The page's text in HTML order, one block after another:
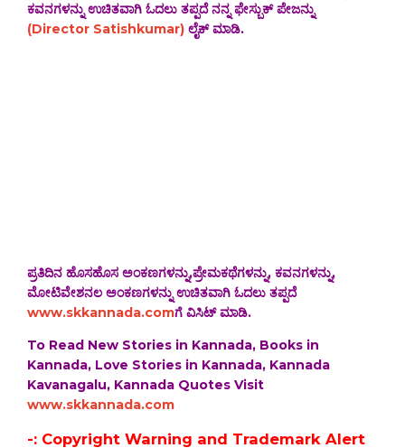
ಕವನಗಳನ್ನು ಉಚಿತವಾಗಿ ಓದಲು ತಪ್ಪದೆ ನನ್ನ ಫೇಸ್ಬುಕ್ ಪೇಜನ್ನು
(Director Satishkumar) ಲೈಕ್ ಮಾಡಿ.
ಪ್ರತಿದಿನ ಹೊಸಹೊಸ ಅಂಕಣಗಳನ್ನು,ಪ್ರೇಮಕಥೆಗಳನ್ನು, ಕವನಗಳನ್ನು,
ಮೋಟಿವೇಶನಲ ಅಂಕಣಗಳನ್ನು ಉಚಿತವಾಗಿ ಓದಲು ತಪ್ಪದೆ
www.skkannada.comಗೆ ವಿಸಿಟ್ ಮಾಡಿ.
To Read New Stories in Kannada, Books in
Kannada, Love Stories in Kannada, Kannada
Kavanagalu, Kannada Quotes Visit
www.skkannada.com
-: Copyright Warning and Trademark Alert